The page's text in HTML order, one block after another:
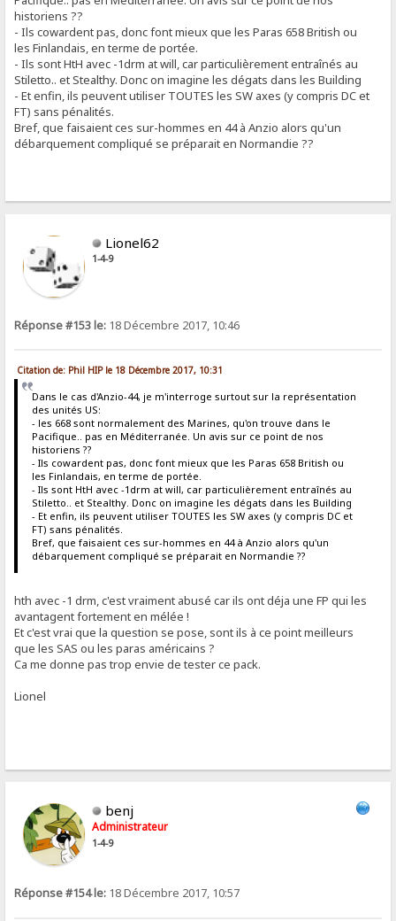
historiens ??
- Ils cowardent pas, donc font mieux que les Paras 658 British ou
les Finlandais, en terme de portée.
- Ils sont HtH avec -1drm at will, car particulièrement entraînés au
Stiletto.. et Stealthy. Donc on imagine les dégats dans les Building
- Et enfin, ils peuvent utiliser TOUTES les SW axes (y compris DC et
FT) sans pénalités.
Bref, que faisaient ces sur-hommes en 44 à Anzio alors qu'un
débarquement compliqué se préparait en Normandie ??
Lionel62
1-4-9
Réponse #153 le: 18 Décembre 2017, 10:46
Citation de: Phil HIP le 18 Décembre 2017, 10:31
Dans le cas d'Anzio-44, je m'interroge surtout sur la représentation
des unités US:
- les 668 sont normalement des Marines, qu'on trouve dans le
Pacifique.. pas en Méditerranée. Un avis sur ce point de nos
historiens ??
- Ils cowardent pas, donc font mieux que les Paras 658 British ou
les Finlandais, en terme de portée.
- Ils sont HtH avec -1drm at will, car particulièrement entraînés au
Stiletto.. et Stealthy. Donc on imagine les dégats dans les Building
- Et enfin, ils peuvent utiliser TOUTES les SW axes (y compris DC et
FT) sans pénalités.
Bref, que faisaient ces sur-hommes en 44 à Anzio alors qu'un
débarquement compliqué se préparait en Normandie ??
hth avec -1 drm, c'est vraiment abusé car ils ont déja une FP qui les
avantagent fortement en mélée !
Et c'est vrai que la question se pose, sont ils à ce point meilleurs
que les SAS ou les paras américains ?
Ca me donne pas trop envie de tester ce pack.
Lionel
benj
Administrateur
1-4-9
Réponse #154 le: 18 Décembre 2017, 10:57